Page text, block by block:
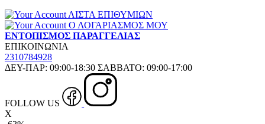
ΛΙΣΤΑ ΕΠΙΘΥΜΙΩΝ
Ο ΛΟΓΑΡΙΑΣΜΟΣ ΜΟΥ
ΕΝΤΟΠΙΣΜΟΣ ΠΑΡΑΓΓΕΛΙΑΣ
ΕΠΙΚΟΙΝΩΝΙΑ
2310784928
ΔΕΥ-ΠΑΡ: 09:00-18:30 ΣΑΒΒΑΤΟ: 09:00-17:00
FOLLOW US
X